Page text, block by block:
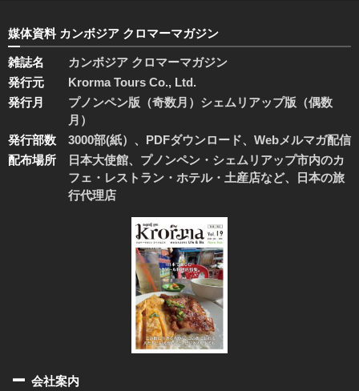
媒体資料 カンボジア クロマーマガジン
雑誌名
カンボジア クロマーマガジン
発行元
Krorma Tours Co., Ltd.
発行月
プノンペン版（奇数月）シェムリアップ版（偶数
月）
発行部数
3000部(紙）、PDFダウンロード、Webメルマガ配信
配布場所
日本大使館、プノンペン・シェムリアップ市内のカ
フェ・レストラン・ホテル・土産店など、日本の旅
行代理店
会社案内